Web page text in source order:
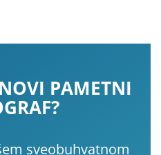
PAMETNI
sveobuhvatnom